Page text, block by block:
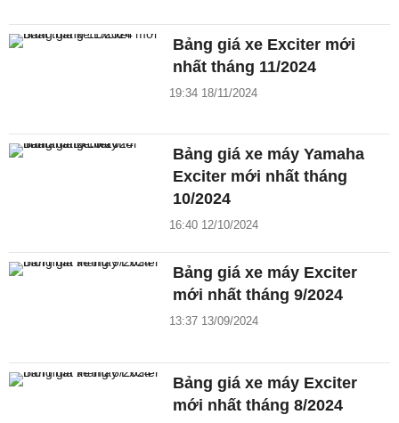
Bảng giá xe Exciter mới
nhất tháng 11/2024
19:34 18/11/2024
Bảng giá xe máy Yamaha
Exciter mới nhất tháng
10/2024
16:40 12/10/2024
Bảng giá xe máy Exciter
mới nhất tháng 9/2024
13:37 13/09/2024
Bảng giá xe máy Exciter
mới nhất tháng 8/2024